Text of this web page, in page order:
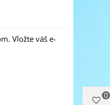
Vložte váš e-
0